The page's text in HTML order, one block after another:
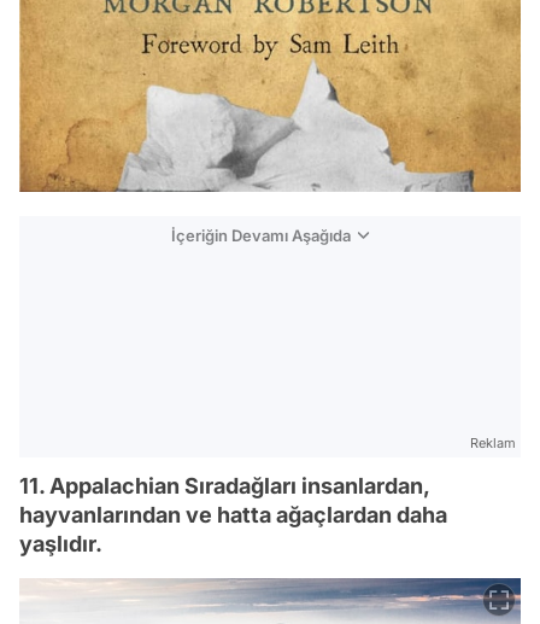
İçeriğin Devamı Aşağıda
Reklam
11. Appalachian Sıradağları insanlardan,
hayvanlarından ve hatta ağaçlardan daha
yaşlıdır.